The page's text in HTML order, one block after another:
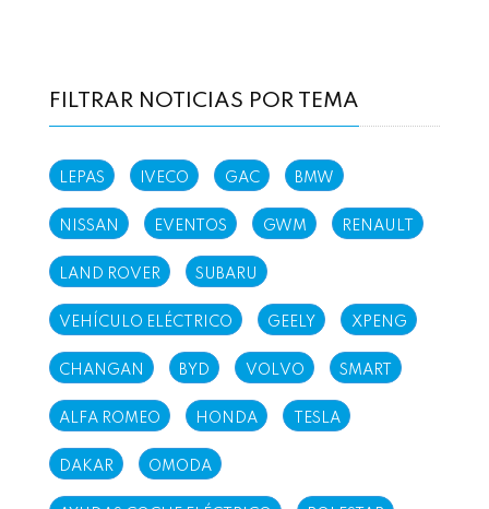
FILTRAR NOTICIAS POR TEMA
LEPAS IVECO GAC BMW
NISSAN EVENTOS GWM RENAULT
LAND ROVER SUBARU
VEHÍCULO ELÉCTRICO GEELY XPENG
CHANGAN BYD VOLVO SMART
ALFA ROMEO HONDA TESLA
DAKAR OMODA